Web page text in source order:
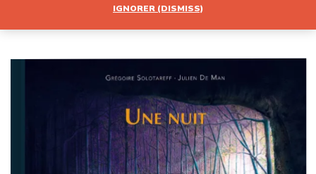
IGNORER (DISMISS)